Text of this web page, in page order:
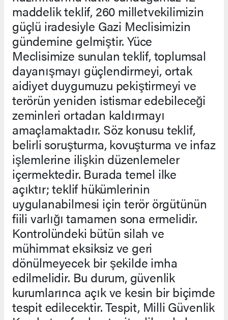
maddelik teklif, 260 milletvekilimizin
güçlü iradesiyle Gazi Meclisimizin
gündemine gelmiştir. Yüce
Meclisimize sunulan teklif, toplumsal
dayanışmayı güçlendirmeyi, ortak
aidiyet duygumuzu pekiştirmeyi ve
terörün yeniden istismar edebileceği
zeminleri ortadan kaldırmayı
amaçlamaktadır. Söz konusu teklif,
belirli soruşturma, kovuşturma ve infaz
işlemlerine ilişkin düzenlemeler
içermektedir. Burada temel ilke
açıktır; teklif hükümlerinin
uygulanabilmesi için terör örgütünün
fiili varlığı tamamen sona ermelidir.
Kontrolündeki bütün silah ve
mühimmat eksiksiz ve geri
dönülmeyecek bir şekilde imha
edilmelidir. Bu durum, güvenlik
kurumlarınca açık ve kesin bir biçimde
tespit edilecektir. Tespit, Milli Güvenlik